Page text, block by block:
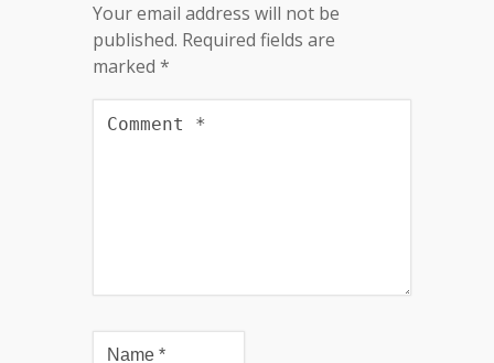
Your email address will not be
published. Required fields are
marked *